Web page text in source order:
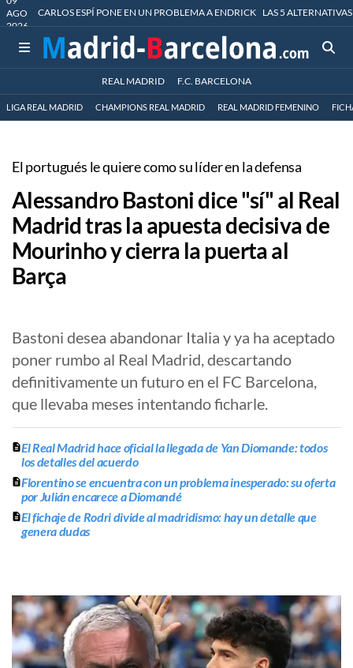
AGO
2026
CARLOS ESPÍ PONE EN UN PROBLEMA A ENDRICK LAS 5
REAL MADRID F.C. BARCELONA
LIGA REAL MADRID CHAMPIONS REAL MADRID REAL MADRID FEMENINO
El portugués le quiere como su líder en la defensa
Alessandro Bastoni dice "sí" al Real
Madrid tras la apuesta decisiva de
Mourinho y cierra la puerta al
Barça
Bastoni desea abandonar Italia y ya ha aceptado
poner rumbo al Real Madrid, descartando
definitivamente un futuro en el FC Barcelona,
que llevaba meses intentando ficharle.
El Real Madrid hace oficial la llegada de Yan Diomande: todos
los detalles del acuerdo
Florentino se encuentra con un problema inesperado: su oferta
por Julián encarece a Diomandé
El fichaje de Rodri divide al madridismo: hay un detalle que
genera dudas